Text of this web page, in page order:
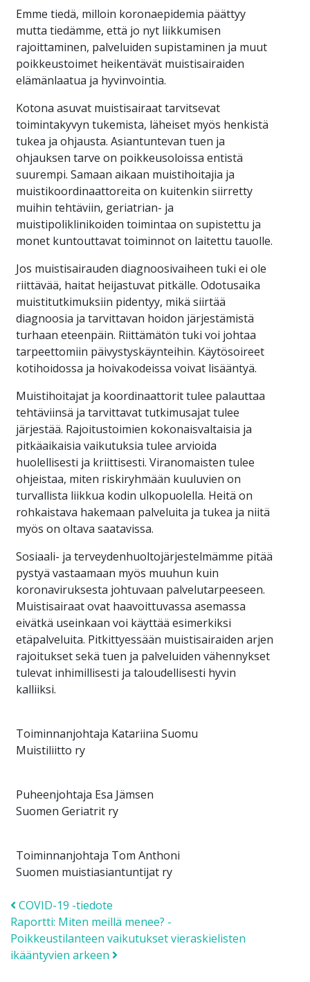
Emme tiedä, milloin koronaepidemia päättyy
mutta tiedämme, että jo nyt liikkumisen
rajoittaminen, palveluiden supistaminen ja muut
poikkeustoimet heikentävät muistisairaiden
elämänlaatua ja hyvinvointia.
Kotona asuvat muistisairaat tarvitsevat
toimintakyvyn tukemista, läheiset myös henkistä
tukea ja ohjausta. Asiantuntevan tuen ja
ohjauksen tarve on poikkeusoloissa entistä
suurempi. Samaan aikaan muistihoitajia ja
muistikoordinaattoreita on kuitenkin siirretty
muihin tehtäviin, geriatrian- ja
muistipoliklinikoiden toimintaa on supistettu ja
monet kuntouttavat toiminnot on laitettu tauolle.
Jos muistisairauden diagnoosivaiheen tuki ei ole
riittävää, haitat heijastuvat pitkälle. Odotusaika
muistitutkimuksiin pidentyy, mikä siirtää
diagnoosia ja tarvittavan hoidon järjestämistä
turhaan eteenpäin. Riittämätön tuki voi johtaa
tarpeettomiin päivystyskäynteihin. Käytösoireet
kotihoidossa ja hoivakodeissa voivat lisääntyä.
Muistihoitajat ja koordinaattorit tulee palauttaa
tehtäviinsä ja tarvittavat tutkimusajat tulee
järjestää. Rajoitustoimien kokonaisvaltaisia ja
pitkäaikaisia vaikutuksia tulee arvioida
huolellisesti ja kriittisesti. Viranomaisten tulee
ohjeistaa, miten riskiryhmään kuuluvien on
turvallista liikkua kodin ulkopuolella. Heitä on
rohkaistava hakemaan palveluita ja tukea ja niitä
myös on oltava saatavissa.
Sosiaali- ja terveydenhuoltojärjestelmämme pitää
pystyä vastaamaan myös muuhun kuin
koronaviruksesta johtuvaan palvelutarpeeseen.
Muistisairaat ovat haavoittuvassa asemassa
eivätkä useinkaan voi käyttää esimerkiksi
etäpalveluita. Pitkittyessään muistisairaiden arjen
rajoitukset sekä tuen ja palveluiden vähennykset
tulevat inhimillisesti ja taloudellisesti hyvin
kalliiksi.
Toiminnanjohtaja Katariina Suomu
Muistiliitto ry
Puheenjohtaja Esa Jämsen
Suomen Geriatrit ry
Toiminnanjohtaja Tom Anthoni
Suomen muistiasiantuntijat ry
Post navigation
COVID-19 -tiedote
Raportti: Miten meillä menee? -
Poikkeustilanteen vaikutukset vieraskielisten
ikääntyvien arkeen